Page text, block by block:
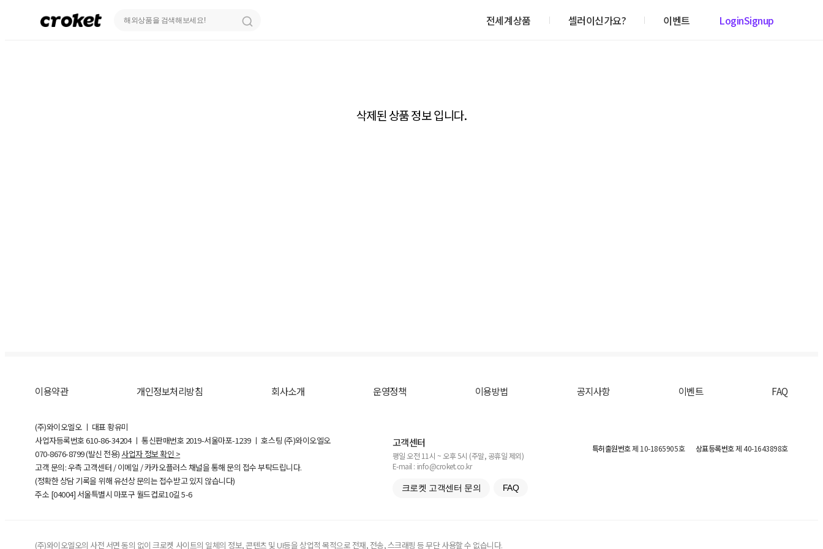
전세계상품 셀러이신가요? 이벤트 LoginSignup
삭제된 상품 정보 입니다.
이용약관 개인정보처리방침 회사소개 운영정책 이용방법 공지사항 이벤트 FAQ
(주)와이오엘오 ㅣ 대표 황유미
사업자등록번호610-86-34204ㅣ 통신판매번호 2019-서울마포-1239 ㅣ 호스팅 (주)와이오엘오
070-8676-8799 (발신 전용) 사업자 정보 확인 >
고객 문의: 우측 고객센터 / 이메일 / 카카오플러스 채널을 통해 문의 접수 부탁드립니다.
(정확한 상담 기록을 위해 유선상 문의는 접수받고 있지 않습니다)
주소 [04004] 서울특별시 마포구 월드컵로10길5-6
고객센터
평일 오전 11시 ~ 오후 5시 (주말, 공휴일 제외)
E-mail : info@croket.co.kr
크로켓 고객센터 문의 FAQ
특허출원번호제 10-1865905호 상표등록번호제 40-1643898호
(주)와이오엘오의 사전 서면 동의 없이 크로켓 사이트의 일체의 정보, 콘텐츠 및 UI등을 상업적 목적으로 전재, 전송, 스크래핑 등 무단 사용할 수 없습니다.